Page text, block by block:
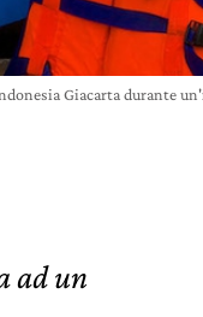
Giacarta durante
ad un